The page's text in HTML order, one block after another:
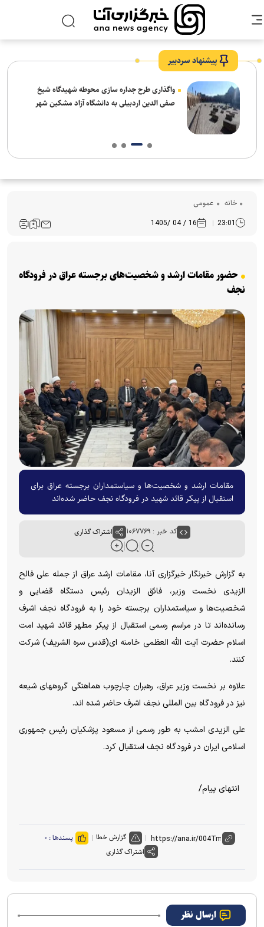
پیشنهاد سردبیر
واگذاری طرح جداره سازی محوطه شهیدگاه شیخ
صفی الدین اردبیلی به دانشگاه آزاد مشکین شهر
خانه عمومی
23:01
16 / 04 /1405
حضور مقامات ارشد و شخصیت‌های برجسته عراق در فرودگاه
نجف
مقامات ارشد و شخصیت‌ها و سیاستمداران برجسته عراق برای
استقبال از پیکر قائد شهید در فرودگاه نجف حاضر شده‌اند
کد خبر : ۱۰۶۷۷۶۹ اشتراک گذاری
به گزارش خبرنگار خبرگزاری آنا، مقامات ارشد عراق از جمله علی فالح
الزیدی نخست وزیر، فائق الزیدان رئیس دستگاه قضایی و
شخصیت‌ها و سیاستمداران برجسته خود را به فرودگاه نجف اشرف
رسانده‌اند تا در مراسم رسمی استقبال از پیکر مطهر قائد شهید امت
اسلام حضرت آیت الله العظمی خامنه ای(قدس سره الشریف) شرکت
کنند.
علاوه بر نخست وزیر عراق، رهبران چارچوب هماهنگی گروههای شیعه
نیز در فرودگاه بین المللی نجف اشرف حاضر شده اند.
علی الزیدی امشب به طور رسمی از مسعود پزشکیان رئیس جمهوری
اسلامی ایران در فرودگاه نجف استقبال کرد.
انتهای پیام/
گزارش خطا پسندها : ۰
اشتراک گذاری
ارسال نظر